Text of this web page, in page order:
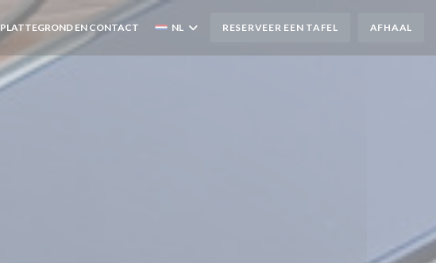
PLATTEGROND EN CONTACT NL RESERVEER EEN TAFEL AFHAAL